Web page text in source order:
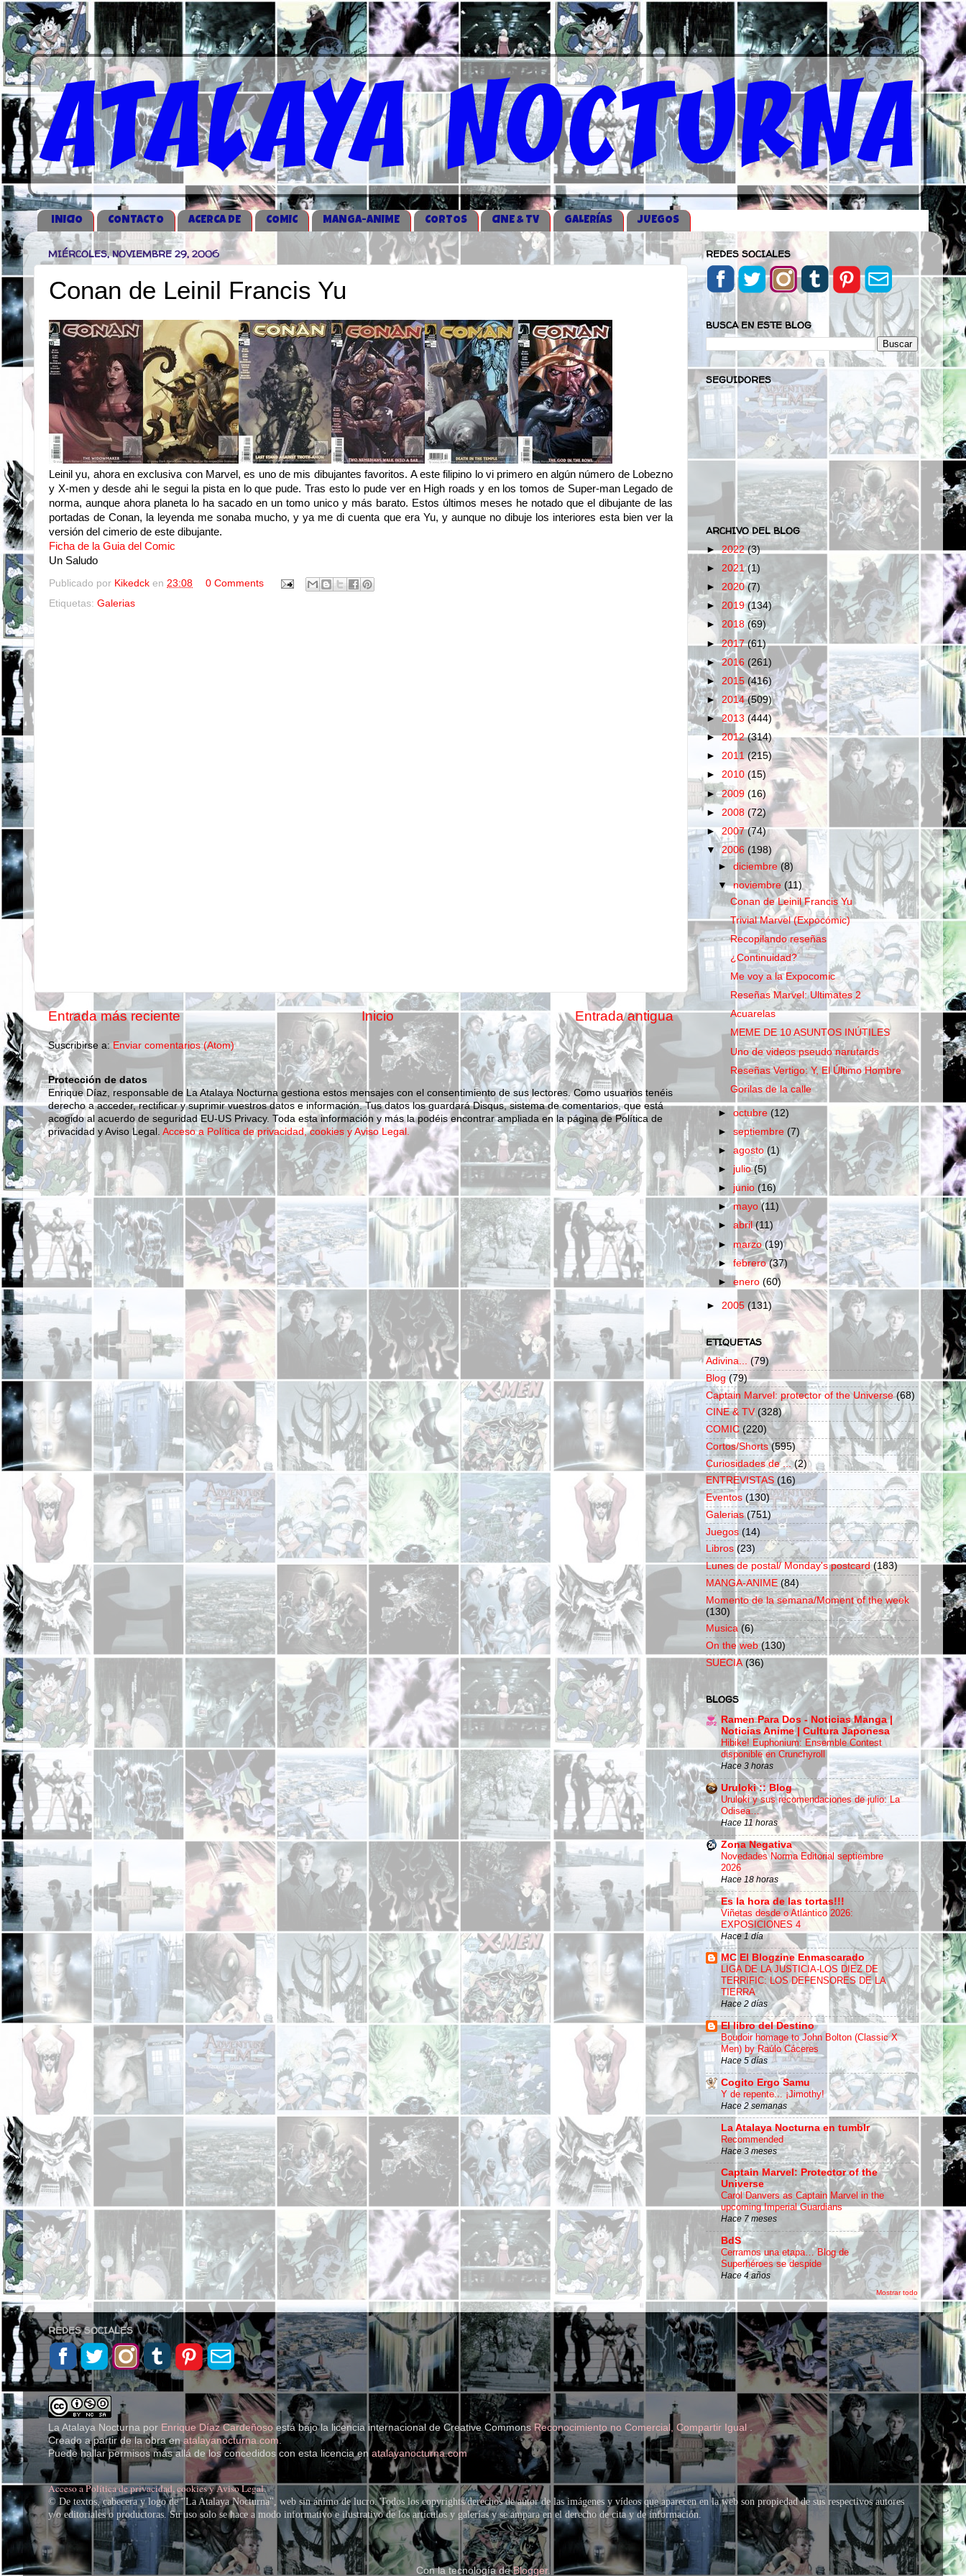
iNICIO CONTACTO ACERCA DE COMIC MANGA-ANIME CORTOS CINE & TV GALERÍAS JUEGOS
MIÉRCOLES, NOVIEMBRE 29, 2006
Conan de Leinil Francis Yu
Leinil yu, ahora en exclusiva con Marvel, es uno de mis dibujantes favoritos. A este filipino lo vi primero en algún número de Lobezno
y X-men y desde ahi le segui la pista en lo que pude. Tras esto lo pude ver en High roads y en los tomos de Super-man Legado de
norma, aunque ahora planeta lo ha sacado en un tomo unico y más barato. Estos últimos meses he notado que el dibujante de las
portadas de Conan, la leyenda me sonaba mucho, y ya me di cuenta que era Yu, y aunque no dibuje los interiores esta bien ver la
versión del cimerio de este dibujante.
Ficha de la Guia del Comic
Un Saludo
Publicado por Kikedck en 23:08
0 Comments
Etiquetas: Galerias
Entrada más reciente Entrada antigua
Inicio
Suscribirse a:Enviar comentarios (Atom)
Protección de datos
Enrique Díaz, responsable de La Atalaya Nocturna gestiona estos mensajes con el consentimiento de sus lectores. Como usuarios tenéis
derecho a acceder, rectificar y suprimir vuestros datos e información. Tus datos los guardará Disqus, sistema de comentarios, que está
acogido al acuerdo de seguridad EU-US Privacy. Toda esta información y más la podéis encontrar ampliada en la página de Política de
privacidad y Aviso Legal. Acceso a Política de privacidad, cookies y Aviso Legal.
REDES SOCIALES
BUSCA EN ESTE BLOG
SEGUIDORES
ARCHIVO DEL BLOG
►2022(3)
► 2021(1)
► 2020(7)
► 2019(134)
► 2018(69)
►2017(61)
►2016 (261)
► 2015 (416)
► 2014(509)
►2013 (444)
►2012(314)
► 2011(215)
► 2010 (15)
►2009 (16)
► 2008 (72)
► 2007(74)
▼2006 (198)
►diciembre(8)
▼noviembre(11)
Conan de Leinil Francis Yu
Trivial Marvel (Expocómic)
Recopilando reseñas
¿Continuidad?
Me voy a la Expocomic
Reseñas Marvel: Ultimates 2
Acuarelas
MEME DE 10 ASUNTOS INÚTILES
Uno de videos pseudo narutards
Reseñas Vertigo: Y, El Último Hombre
Gorilas de la calle
►octubre(12)
►septiembre (7)
►agosto(1)
► julio(5)
► junio(16)
►mayo(11)
►abril(11)
► marzo(19)
►febrero(37)
►enero(60)
► 2005(131)
ETIQUETAS
Adivina... (79)
Blog (79)
Captain Marvel: protector of the Universe (68)
CINE & TV (328)
COMIC (220)
Cortos/Shorts (595)
Curiosidades de ... (2)
ENTREVISTAS (16)
Eventos (130)
Galerias (751)
Juegos (14)
Libros (23)
Lunes de postal/ Monday's postcard (183)
MANGA-ANIME (84)
Momento de la semana/Moment of the week
(130)
Musica (6)
On the web (130)
SUECIA (36)
BLOGS
Ramen Para Dos - Noticias Manga |
Noticias Anime | Cultura Japonesa
Hibike! Euphonium: Ensemble Contest
disponible en Crunchyroll
Hace 3 horas
Uruloki :: Blog
Uruloki y sus recomendaciones de julio: La
Odisea…
Hace 11 horas
Zona Negativa
Novedades Norma Editorial septiembre
2026
Hace 18 horas
Es la hora de las tortas!!!
Viñetas desde o Atlántico 2026:
EXPOSICIONES 4
Hace 1 día
MC El Blogzine Enmascarado
LIGA DE LA JUSTICIA-LOS DIEZ DE
TERRIFIC: LOS DEFENSORES DE LA
TIERRA
Hace 2 días
El libro del Destino
Boudoir homage to John Bolton (Classic X
Men) by Raúlo Cáceres
Hace 5 días
Cogito Ergo Samu
Y de repente... ¡Jimothy!
Hace 2 semanas
La Atalaya Nocturna en tumblr
Recommended
Hace 3 meses
Captain Marvel: Protector of the
Universe
Carol Danvers as Captain Marvel in the
upcoming Imperial Guardians
Hace 7 meses
BdS
Cerramos una etapa… Blog de
Superhéroes se despide
Hace 4 años
Mostrar todo
REDES SOCIALES
La Atalaya Nocturna por Enrique Díaz Cardeñosoestá bajo la licencia internacional de Creative CommonsReconocimiento no Comercial, Compartir Igual .
Creado a partir de la obra enatalayanocturna.com.
Puede hallar permisos más allá de los concedidos con esta licencia en atalayanocturna.com
Acceso a Política de privacidad, cookies y Aviso Legal.
© De textos, cabecera y logo de "La Atalaya Nocturna", web sin ánimo de lucro. Todos los copyrights/derechos de autor de las imágenes y vídeos que aparecen en la web son propiedad de sus respectivos autores
y/o editoriales o productoras. Su uso solo se hace a modo informativo e ilustrativo de los artículos y galerías y se ampara en el derecho de cita y de información.
Con la tecnología deBlogger.